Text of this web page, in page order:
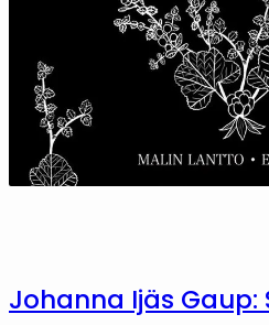
Johanna Ijäs Gaup: